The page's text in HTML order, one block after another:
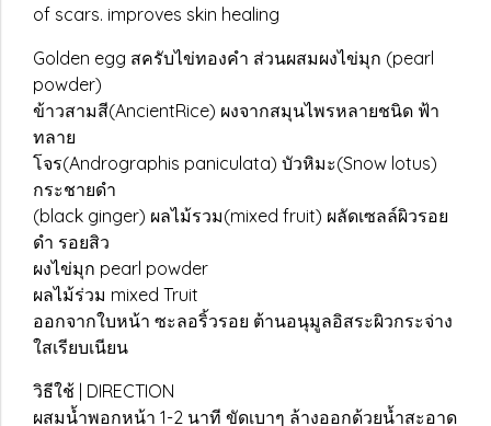
of scars. improves skin healing
Golden egg สครับไข่ทองคำ ส่วนผสมผงไข่มุก (pearl
powder)
ข้าวสามสี(AncientRice) ผงจากสมุนไพรหลายชนิด ฟ้า
ทลาย
โจร(Andrographis paniculata) บัวหิมะ(Snow lotus)
กระชายดำ
(black ginger) ผลไม้รวม(mixed fruit) ผลัดเซลล์ผิวรอย
ดำ รอยสิว
ผงไข่มุก pearl powder
ผลไม้ร่วม mixed Truit
ออกจากใบหน้า ซะลอริ้วรอย ต้านอนุมูลอิสระผิวกระจ่าง
ใสเรียบเนียน
วิธีใช้ | DIRECTION
ผสมน้ำพอกหน้า 1-2 นาที ขัดเบาๆ ล้างออกด้วยน้ำสะอาด